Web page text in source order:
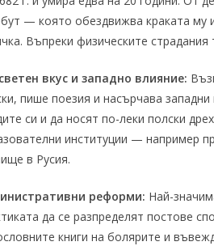
— която обездвижва краката му
Въпреки физическите
вкус и западно влияние:
пише поезия и насърчава
си и да носят по-леки полски
институции — например
в Русия.
реформи: Най-
да се разпределят постове
книги на болярите и